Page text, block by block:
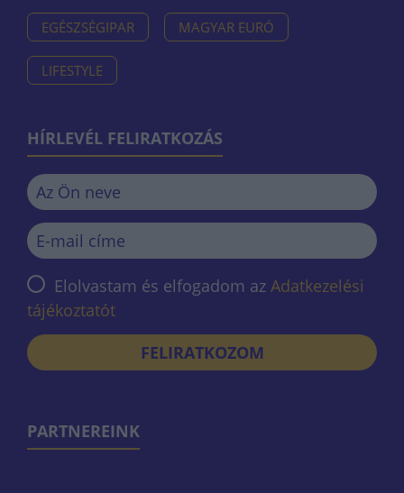
EGÉSZSÉGIPAR MAGYAR EURÓ
LIFESTYLE
HÍRLEVÉL FELIRATKOZÁS
Elolvastam és elfogadom az Adatkezelési
tájékoztatót
FELIRATKOZOM
PARTNEREINK